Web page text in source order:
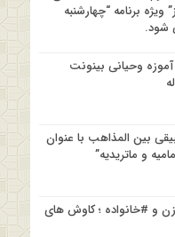
برنامه “چهارشنبه
شود.
وحیانی بینونت
بین المذاهب با عنوان
و ماتریدیه”
و #خانواده ؛ کاوش های